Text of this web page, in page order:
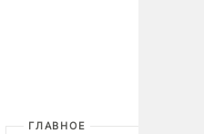
ГЛАВНОЕ